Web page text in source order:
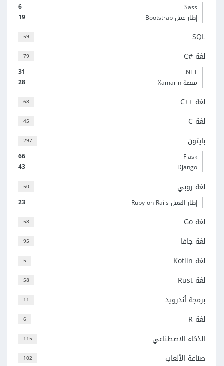
6
Sass
19
إطار عمل Bootstrap
59 SQL
79 لغة C#‎
31
‎.NET
28
منصة Xamarin
68 لغة C++‎
45 لغة C
297 بايثون
66
Flask
43
Django
50 لغة روبي
23 إطار العمل Ruby on Rails
58 لغة Go
95 لغة جافا
5 لغة Kotlin
58 لغة Rust
11 برمجة أندرويد
6 لغة R
115 الذكاء الاصطناعي
102 صناعة الألعاب